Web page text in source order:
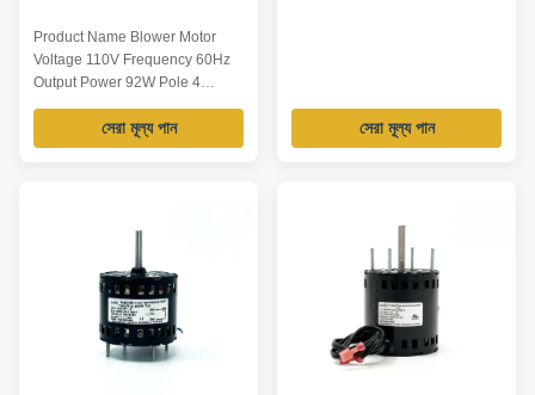
Product Name Blower Motor
Voltage 110V Frequency 60Hz
Output Power 92W Pole 4
AMPS / Speed 3000RPM
Capacitor 4μF/370V Insulation
Class Class B Power Factor /
Voltage /V YZF-20-4B 92 60
সেরা মূল্য পান
সেরা মূল্য পান